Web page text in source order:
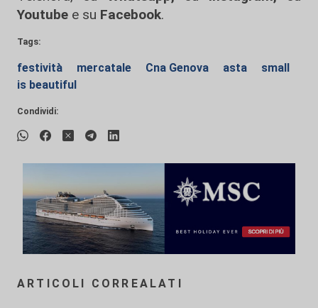
Youtube e su Facebook.
Tags:
festività mercatale Cna Genova asta
small
is beautiful
Condividi:
ARTICOLI CORREALATI